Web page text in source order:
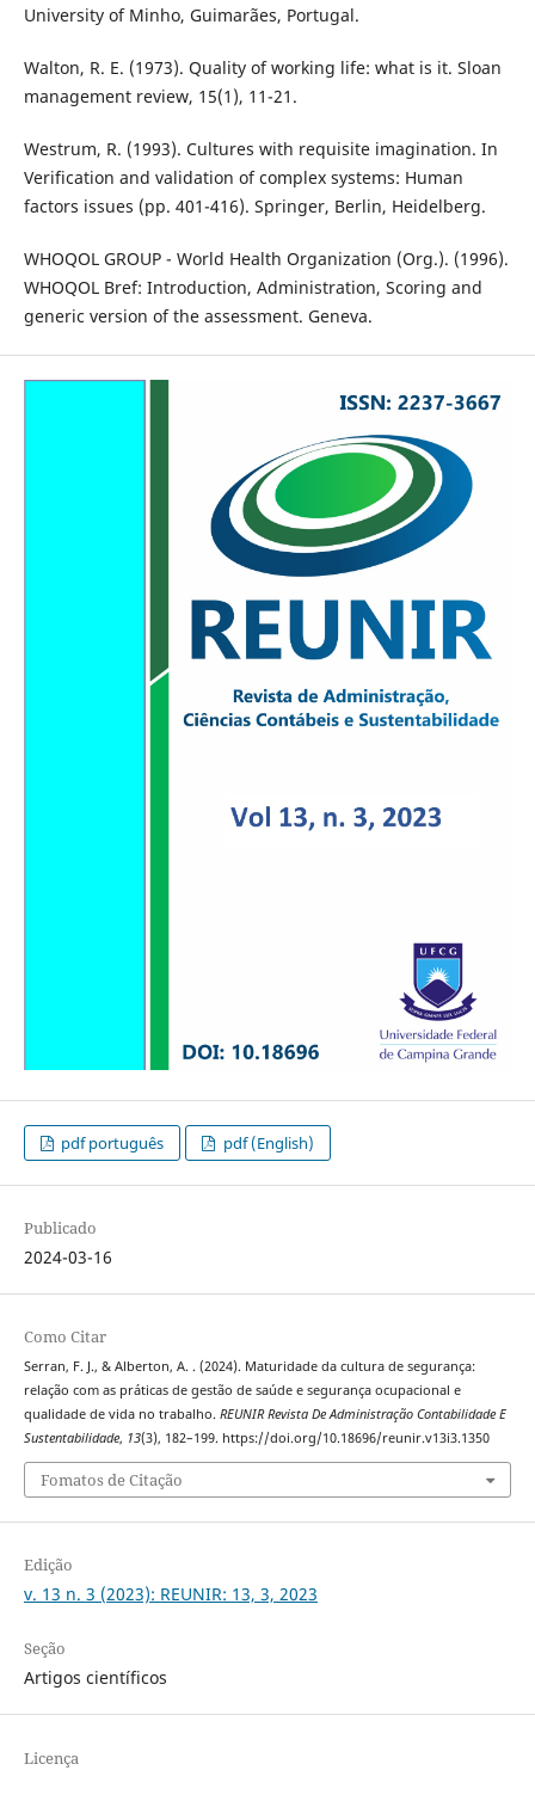
University of Minho, Guimarães, Portugal.
Walton, R. E. (1973). Quality of working life: what is it. Sloan
management review, 15(1), 11-21.
Westrum, R. (1993). Cultures with requisite imagination. In
Verification and validation of complex systems: Human
factors issues (pp. 401-416). Springer, Berlin, Heidelberg.
WHOQOL GROUP - World Health Organization (Org.). (1996).
WHOQOL Bref: Introduction, Administration, Scoring and
generic version of the assessment. Geneva.
pdf português pdf (English)
Publicado
2024-03-16
Como Citar
Serran, F. J., & Alberton, A. . (2024). Maturidade da cultura de segurança:
relação com as práticas de gestão de saúde e segurança ocupacional e
qualidade de vida no trabalho. REUNIR Revista De Administração Contabilidade E
Sustentabilidade, 13(3), 182–199. https://doi.org/10.18696/reunir.v13i3.1350
Fomatos de Citação
Edição
v. 13 n. 3 (2023): REUNIR: 13, 3, 2023
Seção
Artigos científicos
Licença